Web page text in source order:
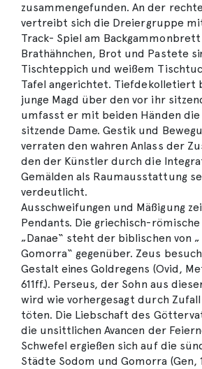
zusammengefunden. An der
vertreibt sich die Dreiergruppe
Track- Spiel am
Brathähnchen, Brot und Pastete
Tischteppich und weißem
Tafel angerichtet. Tiefdekolletiert
junge Magd über den vor ihr
umfasst er mit beiden Händen die
sitzende Dame. Gestik und
verraten den wahren Anlass der
den der Künstler durch die
Gemälden als Raumausstattung
verdeutlicht.
Ausschweifungen und Mäßigung
Pendants. Die griechisch-
„Danae“ steht der biblischen von
Gomorra“ gegenüber. Zeus
Gestalt eines Goldregens (Ovid,
611ff.). Perseus, der Sohn aus
wird wie vorhergesagt durch
töten. Die Liebschaft des
die unsittlichen Avancen der
Schwefel ergießen sich auf die
Städte Sodom und Gomorra (Gen,